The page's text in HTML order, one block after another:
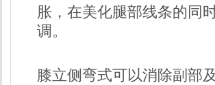
胀，在美化腿部线条的同
调。
膝立侧弯式可以消除副部